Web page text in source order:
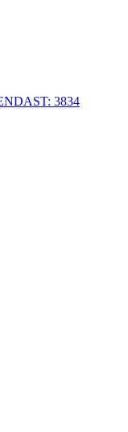
3834